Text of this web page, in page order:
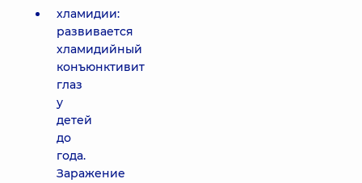
хламидии:
развивается
хламидийный
конъюнктивит
глаз
у
детей
до
года.
Заражение